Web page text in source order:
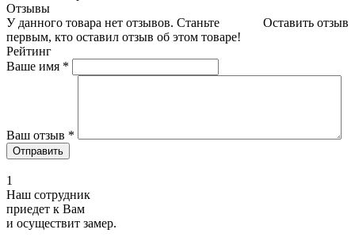
Отзывы
Оставить отзыв
У данного товара нет отзывов. Станьте
первым, кто оставил отзыв об этом товаре!
Рейтинг
Ваше имя *
Ваш отзыв *
1
Наш сотрудник
приедет к Вам
и осуществит замер.